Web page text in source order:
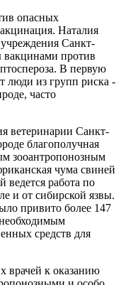
опасных
Наталия
Санкт-
вакцинами против
В первую
люди из групп риска -
часто
ветеринарии Санкт-
благополучная
зооантропонозным
чума свиней
ведется работа по
и от сибирской язвы.
привито более 147
средств для
врачей к оказанию